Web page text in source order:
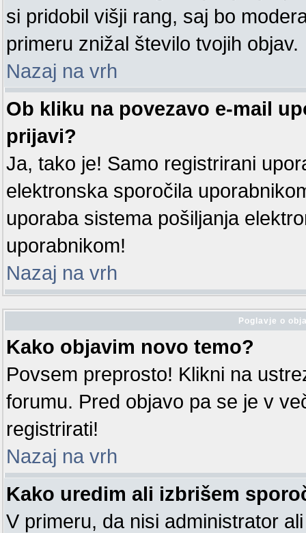
si pridobil višji rang, saj bo
primeru znižal število tvojih objav.
Nazaj na vrh
Ob kliku na povezavo e-mail
prijavi?
Ja, tako je! Samo registrirani
elektronska sporočila
uporaba sistema pošiljanja
uporabnikom!
Nazaj na vrh
Poglavje o
Kako objavim novo temo?
Povsem preprosto! Klikni na
forumu. Pred objavo pa se je v
registrirati!
Nazaj na vrh
Kako uredim ali izbrišem
V primeru, da nisi administrator